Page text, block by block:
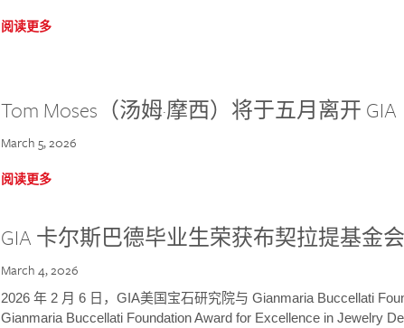
阅读更多
Tom Moses（汤姆·摩西）将于五月离开 GIA
March 5, 2026
阅读更多
GIA 卡尔斯巴德毕业生荣获布契拉提基金
March 4, 2026
2026 年 2 月 6 日，GIA美国宝石研究院与 Gianmaria Buccellati
Gianmaria Buccellati Foundation Award for Excellence in Jewelry